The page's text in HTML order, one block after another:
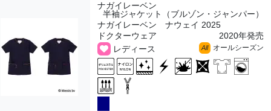
ナガイレーベン
半袖ジャケット（ブルゾン・ジャンパー）
ナガイレーベン ナウェイ 2025
ドクターウェア
2020年発売
レディース
All オールシーズン